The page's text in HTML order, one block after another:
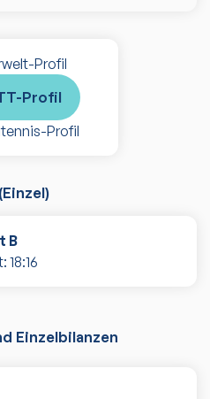
Profil
Profil
Profil
(Einzel)
B
18:16
Einzelbilanzen